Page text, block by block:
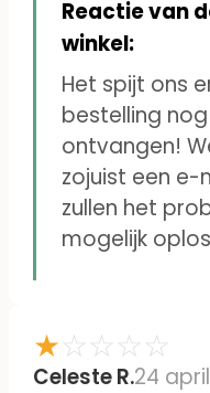
besteld.
contact met
omdat het
klopt.
Heleen
Reactie van
winkel:
Het spijt ons
bestelling
ontvangen!
zojuist een e-
zullen het
mogelijk
★☆☆☆☆
Celeste R.24